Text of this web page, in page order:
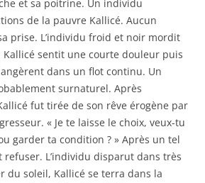
et sa poitrine. Un individu
de la pauvre Kallicé. Aucun
prise. L’individu froid et noir mordit
Kallicé sentit une courte douleur puis
dans un flot continu. Un
surnaturel. Après
fut tirée de son rêve érogène par
« Je te laisse le choix, veux-tu
garder ta condition ? » Après un tel
L’individu disparut dans très
du soleil, Kallicé se terra dans la